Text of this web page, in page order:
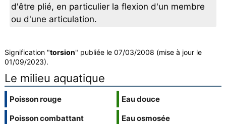
d'être plié, en particulier la flexion d'un membre
ou d'une articulation.
Signification "torsion" publiée le 07/03/2008 (mise à jour le
01/09/2023).
Le milieu aquatique
Poisson rouge
Poisson combattant
Eau douce
Eau osmosée